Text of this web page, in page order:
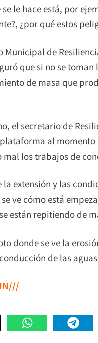
le hace está, por
¿por qué estos
Municipal de
que si no se
de masa que
el secretario de
al
los trabajos de
extensión y las
ve cómo está
están repitiendo de
donde se ve la
de las